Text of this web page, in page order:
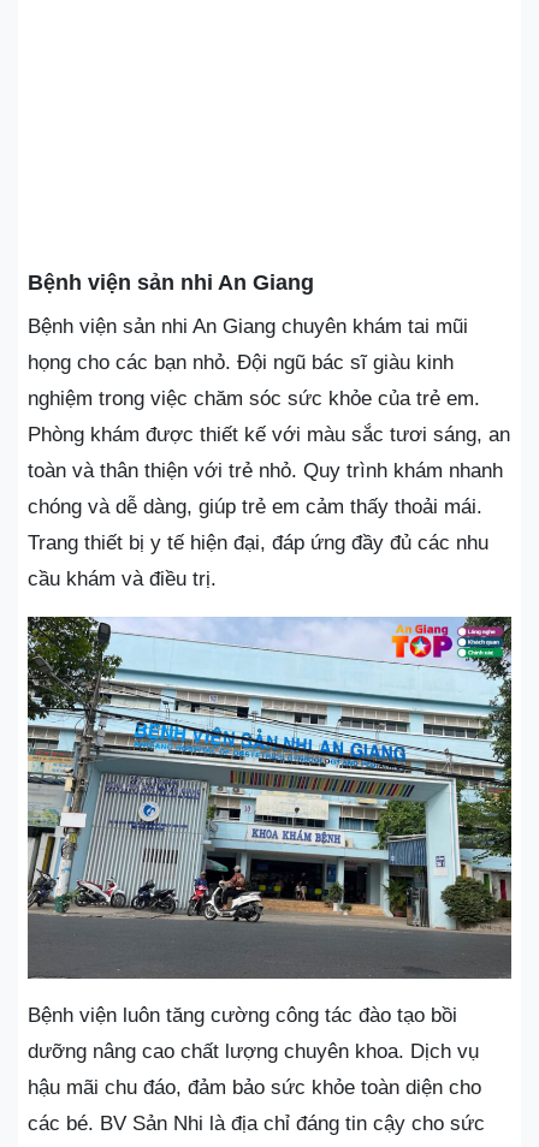
Bệnh viện sản nhi An Giang
Bệnh viện sản nhi An Giang chuyên khám tai mũi
họng cho các bạn nhỏ. Đội ngũ bác sĩ giàu kinh
nghiệm trong việc chăm sóc sức khỏe của trẻ em.
Phòng khám được thiết kế với màu sắc tươi sáng, an
toàn và thân thiện với trẻ nhỏ. Quy trình khám nhanh
chóng và dễ dàng, giúp trẻ em cảm thấy thoải mái.
Trang thiết bị y tế hiện đại, đáp ứng đầy đủ các nhu
cầu khám và điều trị.
Bệnh viện luôn tăng cường công tác đào tạo bồi
dưỡng nâng cao chất lượng chuyên khoa. Dịch vụ
hậu mãi chu đáo, đảm bảo sức khỏe toàn diện cho
các bé. BV Sản Nhi là địa chỉ đáng tin cậy cho sức